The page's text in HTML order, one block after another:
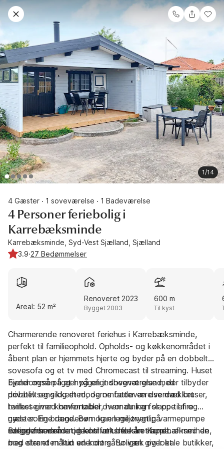
1/14
4 Gæster · 1 soveværelse · 1 Badeværelse
4 Personer feriebolig i
Karrebæksminde
Karrebæksminde, Syd-Vest Sjælland, Sjælland
3.9·27 Bedømmelser
Areal: 52 m²
Renoveret 2023
Bygget 2003
600 m
Til kyst
Charmerende renoveret feriehus i Karrebæksminde,
perfekt til familieophold. Opholds- og køkkenområdet i
åbent plan er hjemmets hjerte og byder på en dobbelt
sovesofa og et tv med Chromecast til streaming. Huset
byder også på et hyggeligt soveværelse med
dobbeltseng og et moderne badeværelse med bruser,
hvilket giver komfortabel overnatning for op til fire
gæster. En brændeovn og en miljøvenlig varmepumpe
sørger for varme og komfort hele året rundt.
Ejendommen ligger på en indhegnet grund, der tilbyder
privatliv og sikkerhed, og omfatter en overdækket
terrasse med havemøbler, hvor du kan slappe af og
nyde solrige dage. Børn kan lege trygt på
udendørsområdet, mens voksne kan slappe af med en
bog eller et måltid udendørs. Boligen giver et
Beliggenheden er ideel til at udforske Karrebæksminde,
med stranden kun en kort gåtur væk og lokale butikker,